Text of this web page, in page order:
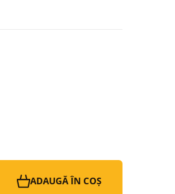
ADAUGĂ ÎN COȘ